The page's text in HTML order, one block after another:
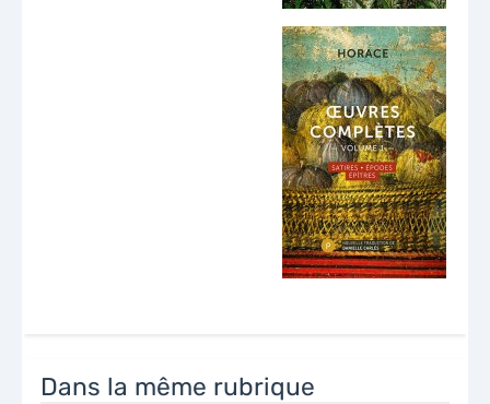
Dans la même rubrique